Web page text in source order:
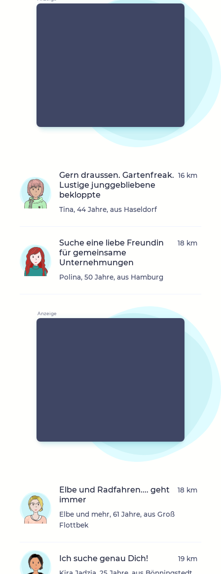
Gern draussen. Gartenfreak.
Lustige junggebliebene
bekloppte
Tina, 44 Jahre, aus Haseldorf
16 km
Suche eine liebe Freundin
für gemeinsame
Unternehmungen
Polina, 50 Jahre, aus Hamburg
18 km
Elbe und Radfahren.... geht
immer
Elbe und mehr, 61 Jahre, aus Groß
Flottbek
18 km
Ich suche genau Dich! 19 km